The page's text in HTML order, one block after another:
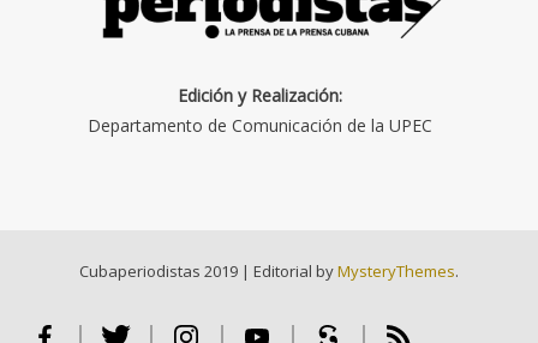
Edición y Realización:
Departamento de Comunicación de la UPEC
Cubaperiodistas 2019 | Editorial byMysteryThemes.